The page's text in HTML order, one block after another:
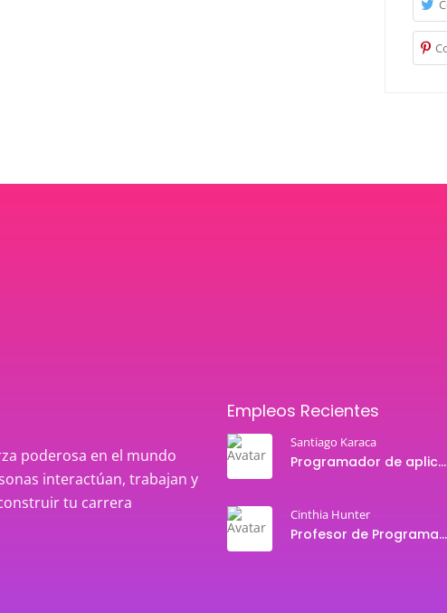
poderosa en el mundo
interactúan, trabajan y
tu carrera
Empleos Recientes
Santiago Karaca
Programador de aplicaciones Android
Cinthia Hunter
Profesor de Programación Java